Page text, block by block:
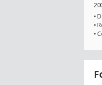
•
•
•